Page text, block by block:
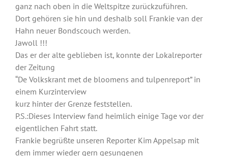
ganz nach oben in die Weltspitze zurückzuführen.
Dort gehören sie hin und deshalb soll Frankie van der
Hahn neuer Bondscouch werden.
Jawoll !!!
Das er der alte geblieben ist, konnte der Lokalreporter
der Zeitung
“De Volkskrant met de bloomens and tulpenreport” in
einem Kurzinterview
kurz hinter der Grenze feststellen.
P.S.:Dieses Interview fand heimlich einige Tage vor der
eigentlichen Fahrt statt.
Frankie begrüßte unseren Reporter Kim Appelsap mit
dem immer wieder gern gesungenen